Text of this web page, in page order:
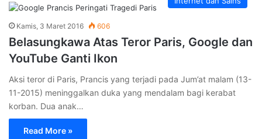
Kamis, 3 Maret 2016 606
Belasungkawa Atas Teror Paris, Google dan
YouTube Ganti Ikon
Aksi teror di Paris, Prancis yang terjadi pada Jum’at malam (13-
11-2015) meninggalkan duka yang mendalam bagi kerabat
korban. Dua anak…
Read More »